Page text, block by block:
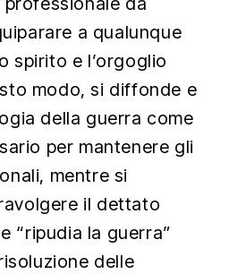
a qualunque
spirito e l’orgoglio
modo, si diffonde e
della guerra come
per mantenere gli
mentre si
il dettato
“ripudia la guerra”
delle